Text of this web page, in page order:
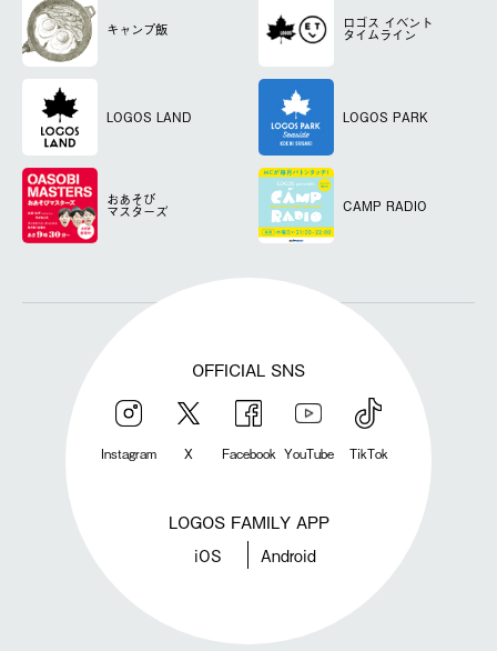
キャンプ飯 ロゴス イベント
タイムライン
LOGOS LAND LOGOS PARK
おあそび
マスターズ CAMP RADIO
OFFICIAL SNS
Instagram X Facebook YouTube TikTok
LOGOS FAMILY APP
iOS Android